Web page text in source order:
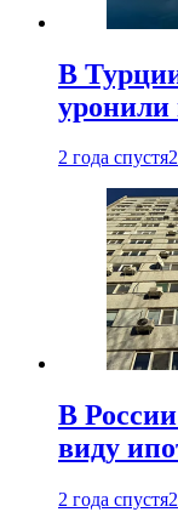
В
2 года спустя
В
виду
2 года спустя